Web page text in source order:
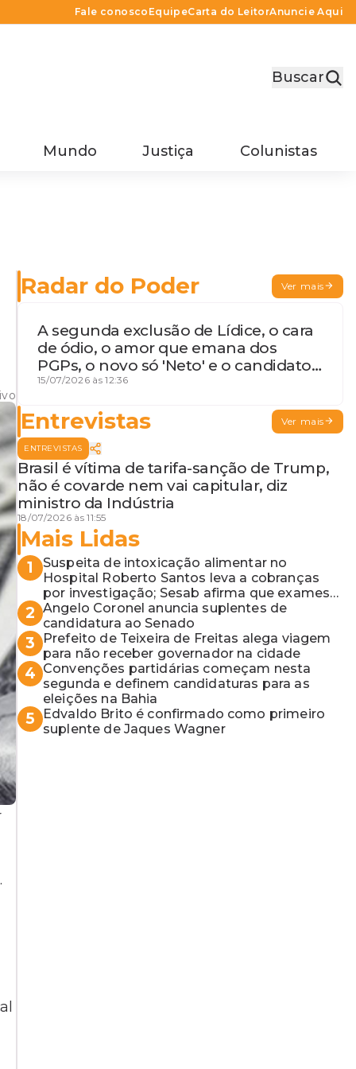
Fale conosco EquipeCarta do LeitorAnuncie Aqui
Buscar
Mundo Justiça Colunistas
Radar do Poder Ver mais
A segunda exclusão de Lídice, o cara
de ódio, o amor que emana dos
PGPs, o novo só 'Neto' e o candidato
que geme
15/07/2026 às 12:36
Entrevistas Ver mais
ENTREVISTAS
Brasil é vítima de tarifa-sanção de Trump,
não é covarde nem vai capitular, diz
ministro da Indústria
18/07/2026 às 11:55
Mais Lidas
1
Suspeita de intoxicação alimentar no
Hospital Roberto Santos leva a cobranças
por investigação; Sesab afirma que exames
não apontaram contaminação
2 Angelo Coronel anuncia suplentes de
candidatura ao Senado
3
Prefeito de Teixeira de Freitas alega viagem
para não receber governador na cidade
4 Convenções partidárias começam nesta
segunda e definem candidaturas para as
eleições na Bahia
5
Edvaldo Brito é confirmado como primeiro
suplente de Jaques Wagner